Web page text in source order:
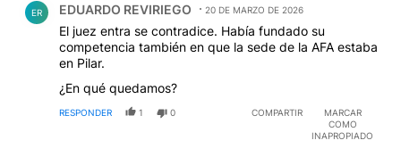
ER EDUARDO REVIRIEGO 20 DE MARZO DE 2026
El juez entra se contradice. Había fundado su
competencia también en que la sede de la AFA estaba
en Pilar.
¿En qué quedamos?
RESPONDER 1 0 COMPARTIR
MARCAR
COMO
INAPROPIADO